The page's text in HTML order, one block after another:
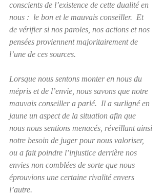
conscients de l’existence de cette dualité en
nous :  le bon et le mauvais conseiller.  Et
de vérifier si nos paroles, nos actions et nos
pensées proviennent majoritairement de
l’une de ces sources.
Lorsque nous sentons monter en nous du
mépris et de l’envie, nous savons que notre
mauvais conseiller a parlé.  Il a surligné en
jaune un aspect de la situation afin que
nous nous sentions menacés, réveillant ainsi
notre besoin de juger pour nous valoriser,
ou a fait poindre l’injustice derrière nos
envies non comblées de sorte que nous
éprouvions une certaine rivalité envers
l’autre.